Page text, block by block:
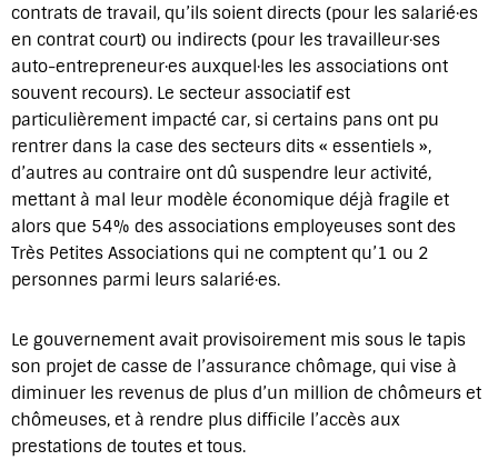
contrats de travail, qu’ils soient directs (pour les salarié·es
en contrat court) ou indirects (pour les travailleur·ses
auto-entrepreneur·es auxquel·les les associations ont
souvent recours). Le secteur associatif est
particulièrement impacté car, si certains pans ont pu
rentrer dans la case des secteurs dits « essentiels »,
d’autres au contraire ont dû suspendre leur activité,
mettant à mal leur modèle économique déjà fragile et
alors que 54% des associations employeuses sont des
Très Petites Associations qui ne comptent qu’1 ou 2
personnes parmi leurs salarié·es.
Le gouvernement avait provisoirement mis sous le tapis
son projet de casse de l’assurance chômage, qui vise à
diminuer les revenus de plus d’un million de chômeurs et
chômeuses, et à rendre plus difficile l’accès aux
prestations de toutes et tous.